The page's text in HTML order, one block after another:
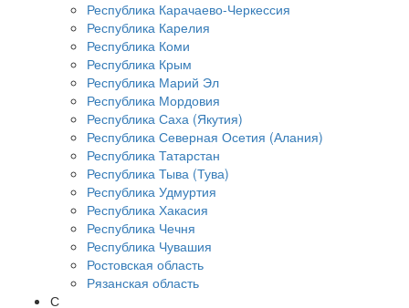
Республика Карачаево-Черкессия
Республика Карелия
Республика Коми
Республика Крым
Республика Марий Эл
Республика Мордовия
Республика Саха (Якутия)
Республика Северная Осетия (Алания)
Республика Татарстан
Республика Тыва (Тува)
Республика Удмуртия
Республика Хакасия
Республика Чечня
Республика Чувашия
Ростовская область
Рязанская область
С